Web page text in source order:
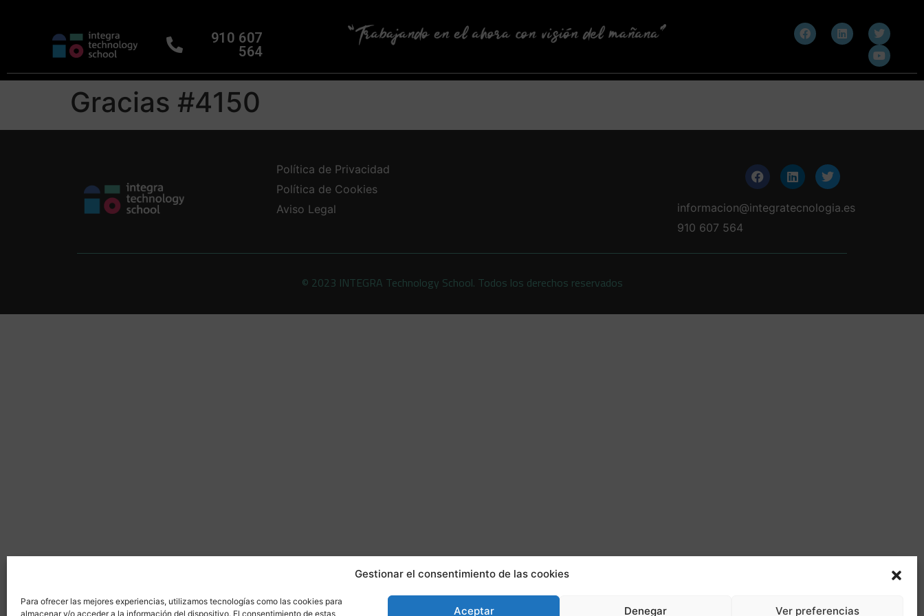
Gestionar el consentimiento de las cookies
Para ofrecer las mejores experiencias, utilizamos tecnologías como las cookies para
almacenar y/o acceder a la información del dispositivo. El consentimiento de estas
Aceptar Denegar Ver preferencias
910 607
564
Gracias #4150
Política de Privacidad
Política de Cookies
Aviso Legal
informacion@integratecnologia.es
910 607 564
© 2023 INTEGRA Technology School. Todos los derechos reservados